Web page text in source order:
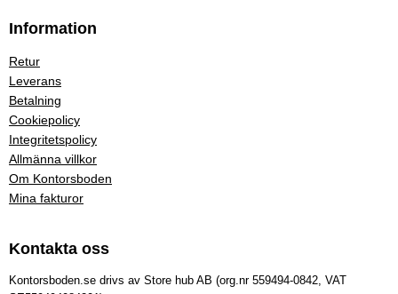
Information
Retur
Leverans
Betalning
Cookiepolicy
Integritetspolicy
Allmänna villkor
Om Kontorsboden
Mina fakturor
Kontakta oss
Kontorsboden.se drivs av Store hub AB (org.nr 559494-0842, VAT